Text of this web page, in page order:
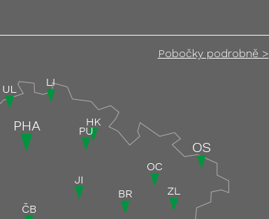
Pobočky podrobně >